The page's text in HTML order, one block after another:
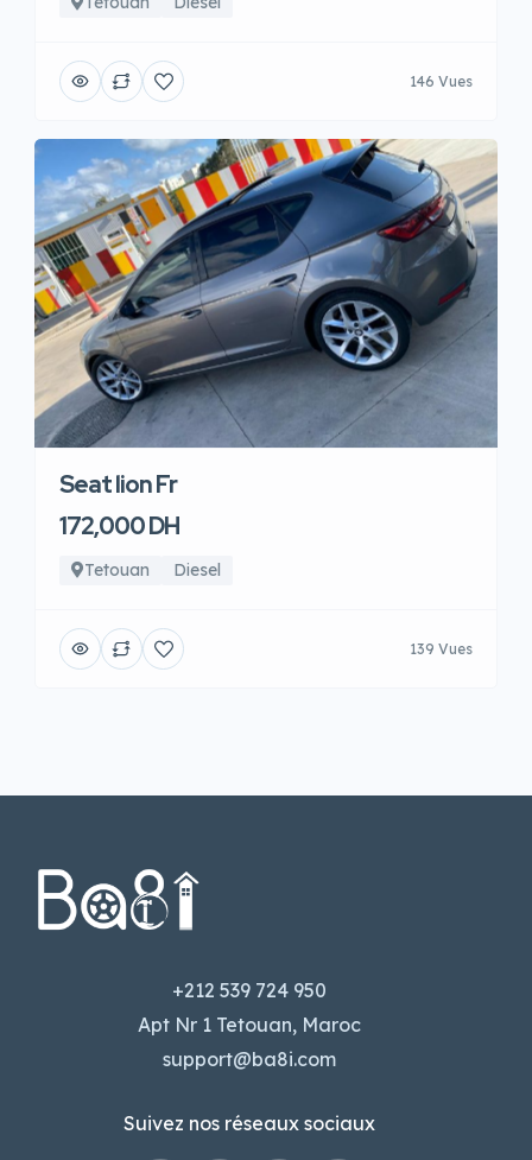
146 Vues
Seat lion Fr
172,000 DH
Tetouan Diesel
139 Vues
+212 539 724 950
Apt Nr 1 Tetouan, Maroc
support@ba8i.com
Suivez nos réseaux sociaux